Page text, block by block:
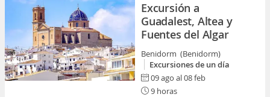
Excursión a
Guadalest, Altea y
Fuentes del Algar
Benidorm (Benidorm)
Excursiones de un día
09 ago al 08 feb
9 horas